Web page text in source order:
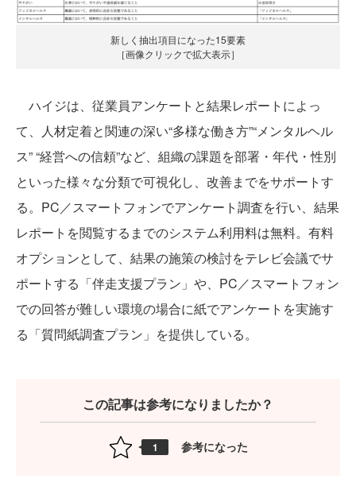
新しく抽出項目になった15要素
［画像クリックで拡大表示］
ハイジは、従業員アンケートと結果レポートによっ
て、人材定着と関連の深い“多様な働き方”“メンタルヘル
ス” “経営への信頼”など、組織の課題を部署・年代・性別
といった様々な分類で可視化し、改善までをサポートす
る。PC／スマートフォンでアンケート調査を行い、結果
レポートを閲覧するまでのシステム利用料は無料。有料
オプションとして、結果の施策の検討をテレビ会議でサ
ポートする「伴走支援プラン」や、PC／スマートフォン
での回答が難しい環境の場合に紙でアンケートを実施す
る「質問紙調査プラン」を提供している。
この記事は参考になりましたか？
1 参考になった